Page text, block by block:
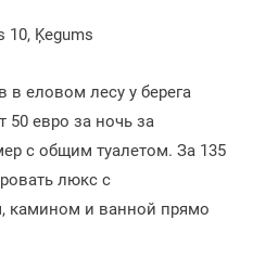
10, Ķegums
еловом лесу у берега
50 евро за ночь за
с общим туалетом. За 135
люкс с
камином и ванной прямо